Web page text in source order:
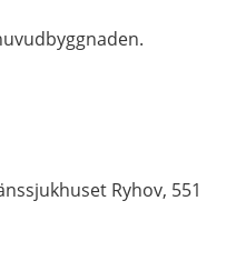
Ryhov, 551